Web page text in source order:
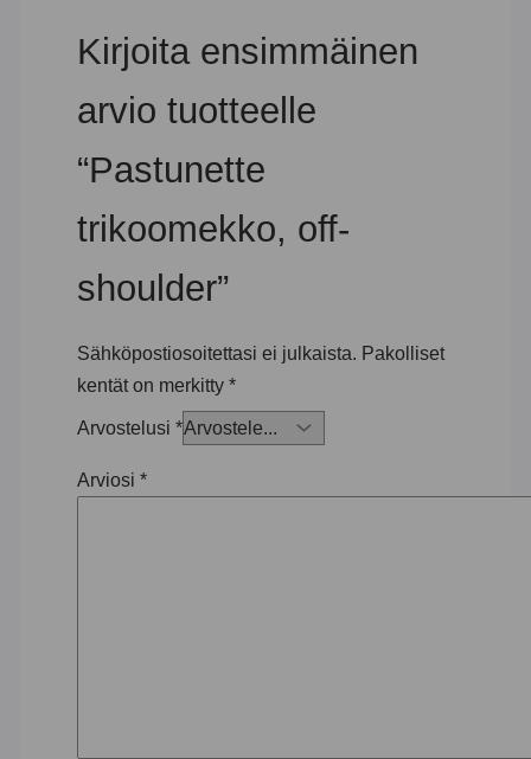
Kirjoita ensimmäinen
arvio tuotteelle
“Pastunette
trikoomekko, off-
shoulder”
Sähköpostiosoitettasi ei julkaista. Pakolliset
kentät on merkitty *
Arvostelusi *
Arviosi *